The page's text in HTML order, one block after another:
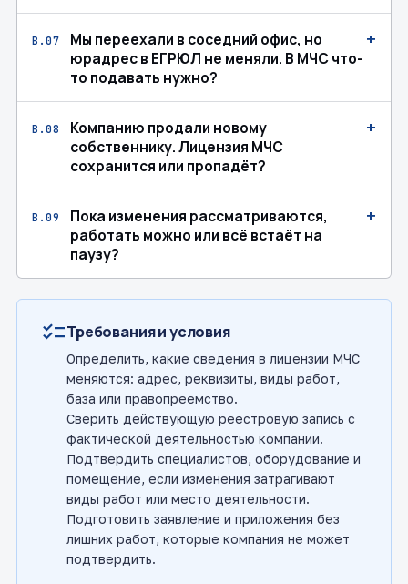
В.07
Мы переехали в соседний офис, но
юрадрес в ЕГРЮЛ не меняли. В МЧС что-
то подавать нужно?
+
В.08
Компанию продали новому
собственнику. Лицензия МЧС
сохранится или пропадёт?
+
В.09
Пока изменения рассматриваются,
работать можно или всё встаёт на
паузу?
+
checklistТребования и условия
Определить, какие сведения в лицензии МЧС
меняются: адрес, реквизиты, виды работ,
база или правопреемство.
Сверить действующую реестровую запись с
фактической деятельностью компании.
Подтвердить специалистов, оборудование и
помещение, если изменения затрагивают
виды работ или место деятельности.
Подготовить заявление и приложения без
лишних работ, которые компания не может
подтвердить.